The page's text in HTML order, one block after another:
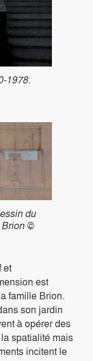
1978.
du
Brion ©
et
est
famille Brion.
son jardin
à opérer des
spatialité mais
incitent le